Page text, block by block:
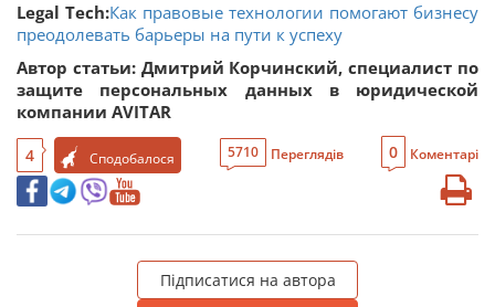
Legal Tech:Как правовые технологии помогают бизнесу
преодолевать барьеры на пути к успеху
Автор статьи: Дмитрий Корчинский, специалист по
защите персональных данных в юридической
компании AVITAR
4 Сподобалося 5710 Переглядів 0 Коментарі
Підписатися на автора